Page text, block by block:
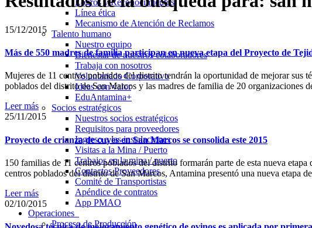
Logros y Reconocimientos
Línea ética
Mecanismo de Atención de Reclamos
Talento humano
Nuestro equipo
Bienestar de nuestros colaboradores
Trabaja con nosotros
Voluntariado Corporativo
Ideas con valor
EduAntamina+
Socios estratégicos
Nuestros socios estratégicos
Requisitos para proveedores
Ingreso a las instalaciones
Visitas a la Mina / Puerto
Trabajos en la mina / puerto
Contactos Proveedores
Comité de Transportistas
Apéndice de contratos
App PMAO
Operaciones
Proceso de Producción
15/12/2015
Más de 550 madres de familia participan en nueva etapa del Proyecto de
Mujeres de 11 centros poblados del distrito tendrán la oportunidad de mejorar sus
poblados del distrito de San Marcos y las madres de familia de 20
Leer más
25/11/2015
Proyecto de crianza de cuyes en San Marcos se consolida este 2015
150 familias de 11 centros poblados del distrito formarán parte de esta nueva
centros poblados del distrito de San Marcos, Antamina presentó una nueva
Leer más
02/10/2015